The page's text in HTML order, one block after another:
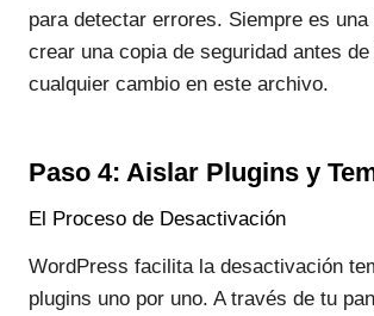
para detectar errores. Siempre es una
crear una copia de seguridad antes
cualquier cambio en este archivo.
Paso 4: Aislar Plugins y
El Proceso de Desactivación
WordPress facilita la desactivación
plugins uno por uno. A través de tu